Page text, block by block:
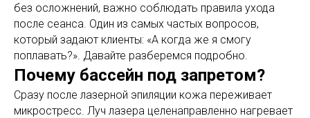
без осложнений, важно соблюдать правила ухода
после сеанса. Один из самых частых вопросов,
который задают клиенты: «А когда же я смогу
поплавать?». Давайте разберемся подробно.
Почему бассейн под запретом?
Сразу после лазерной эпиляции кожа переживает
микростресс. Луч лазера целенаправленно нагревает